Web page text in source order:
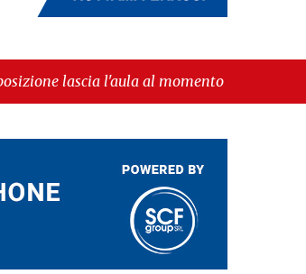
al momento del voto" -"Vietri